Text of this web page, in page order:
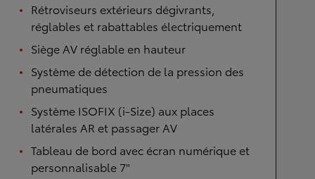
Rétroviseurs extérieurs dégivrants,
réglables et rabattables électriquement
Siège AV réglable en hauteur
Système de détection de la pression des
pneumatiques
Système ISOFIX (i-Size) aux places
latérales AR et passager AV
Tableau de bord avec écran numérique et
personnalisable 7"